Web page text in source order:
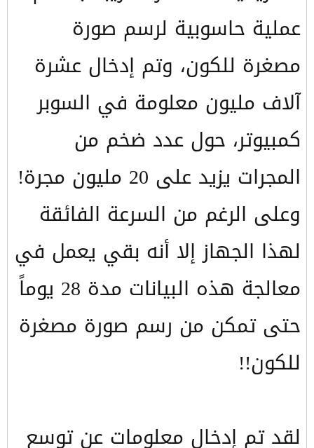
عملية حاسوبية لرسم صورة
مصغرة للكون، وتم إدخال عشرة
آلاف مليون معلومة في السوبر
كمبيوتر، حول عدد ضخم من
المجرات يزيد على 20 مليون مجرة!
وعلى الرغم من السرعة الفائقة
لهذا الجهاز إلا أنه بقي يعمل في
معالجة هذه البيانات مدة 28 يوماً
حتى تمكن من رسم صورة مصغرة
للكون!!
لقد تم إدخال معلومات عن توسع